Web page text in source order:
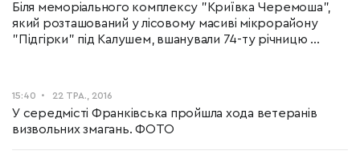
Біля меморіального комплексу "Криївка Черемоша",
який розташований у лісовому масиві мікрорайону
"Підгірки" під Калушем, вшанували 74-ту річницю ...
15:40 22 ТРА., 2016
У середмісті Франківська пройшла хода ветеранів
визвольних змагань. ФОТО